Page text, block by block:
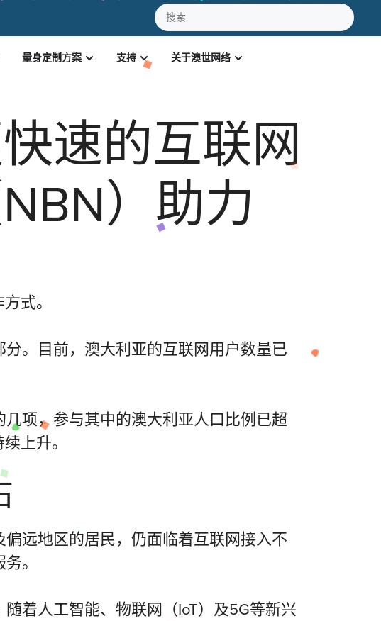
量身定制方案 支持 关于澳世网络
速的互联网
）助力
式。
。目前，澳大利亚的互联网用户数量已
项，参与其中的澳大利亚人口比例已超
上升。
远地区的居民，仍面临着互联网接入不
。
着人工智能、物联网（IoT）及5G等新兴